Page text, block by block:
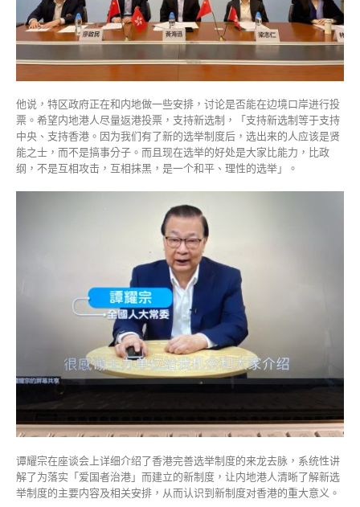
他说，特区政府正在和内地做一些安排，讨论是否能在边境口岸进行投
票。希望内地港人尽量返港投票，支持新选制，「支持新选制等于支持
中央、支持香港。因为我们有了新的选举制度后，选出来的人应该是贤
能之士，而不是搞事分子。而且现在选举的好处是大家比能力，比政
纲，不是互相攻击，互相抹黑，是一个和平、理性的选举」。
谭耀宗在座谈会上详细介绍了香港完善选举制度的来龙去脉，系统性讲
解了为落实「爱国者治港」而建立的新制度，让内地港人清晰了解新选
举制度的主要内容及相关安排，从而认识到新制度对香港的重大意义。